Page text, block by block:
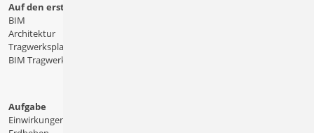
Auf den ersten Blick
BIM
Architektur
Tragwerksplanung
BIM Tragwerksplanung
Aufgabe
Einwirkungen